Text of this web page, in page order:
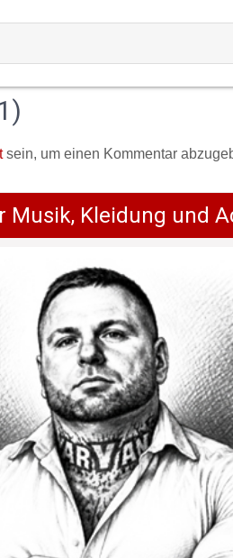
sein, um einen Kommentar
Musik, Kleidung und